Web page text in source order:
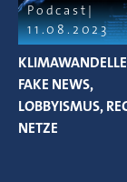
Podcast
11.08.2023
FAKE NEWS,
LOBBYISMUS,
NETZE